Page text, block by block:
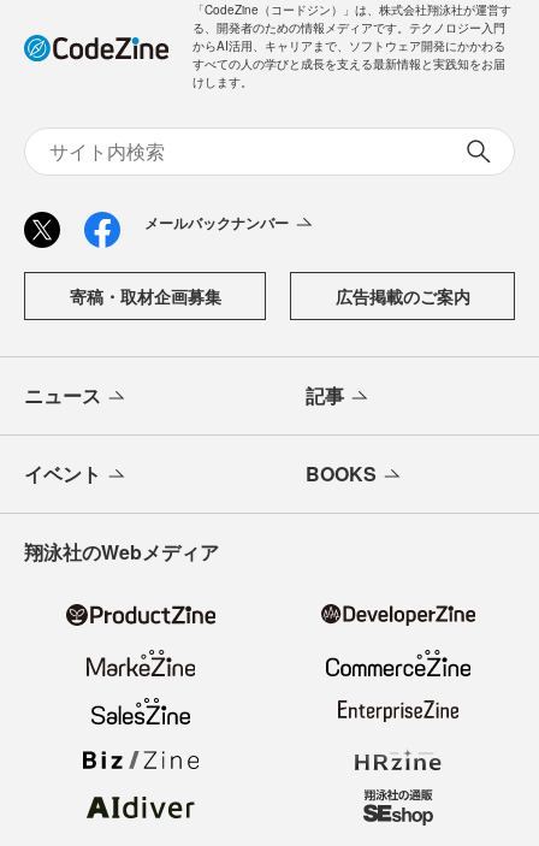
「CodeZine（コードジン）」は、株式会社翔泳社が運営す
る、開発者のための情報メディアです。テクノロジー入門
からAI活用、キャリアまで、ソフトウェア開発にかかわる
すべての人の学びと成長を支える最新情報と実践知をお届
けします。
メールバックナンバー
寄稿・取材企画募集 広告掲載のご案内
ニュース 記事
イベント BOOKS
翔泳社のWebメディア